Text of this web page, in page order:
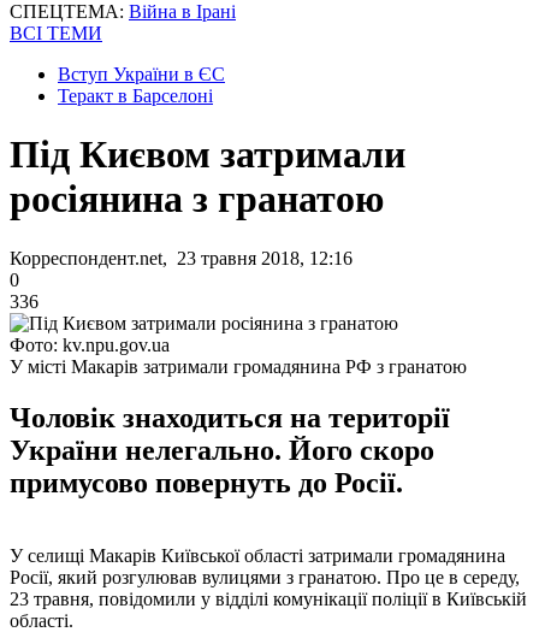
СПЕЦТЕМА: Війна в Ірані
ВСІ ТЕМИ
Вступ України в ЄС
Теракт в Барселоні
Під Києвом затримали
росіянина з гранатою
Корреспондент.net, 23 травня 2018, 12:16
0
336
Фото: kv.npu.gov.ua
У місті Макарів затримали громадянина РФ з гранатою
Чоловік знаходиться на території
України нелегально. Його скоро
примусово повернуть до Росії.
У селищі Макарів Київської області затримали громадянина
Росії, який розгулював вулицями з гранатою. Про це в середу,
23 травня, повідомили у відділі комунікації поліції в Київській
області.